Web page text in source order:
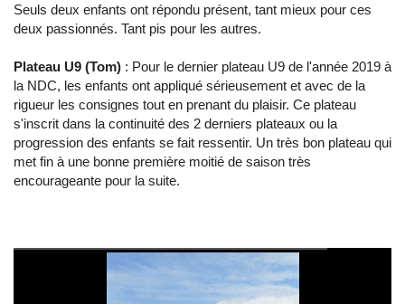
Seuls deux enfants ont répondu présent, tant mieux pour ces
deux passionnés. Tant pis pour les autres.
Plateau U9 (Tom) : Pour le dernier plateau U9 de l'année 2019 à
la NDC, les enfants ont appliqué sérieusement et avec de la
rigueur les consignes tout en prenant du plaisir. Ce plateau
s'inscrit dans la continuité des 2 derniers plateaux ou la
progression des enfants se fait ressentir. Un très bon plateau qui
met fin à une bonne première moitié de saison très
encourageante pour la suite.